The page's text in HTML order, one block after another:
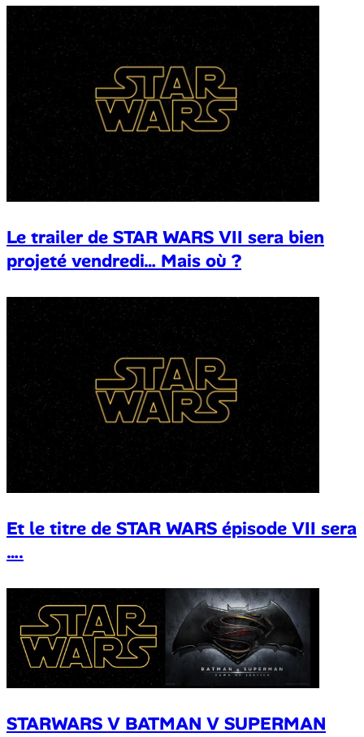
Le trailer de STAR WARS VII sera bien
projeté vendredi… Mais où ?
Et le titre de STAR WARS épisode VII sera
….
STARWARS V BATMAN V SUPERMAN